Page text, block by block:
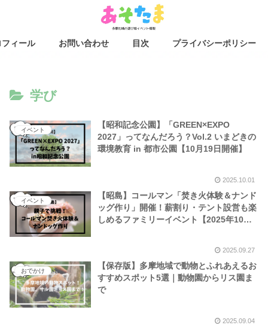
ィール お問い合わせ 目次 プライバシーポリシー
学び
イベント
【昭和記念公園】「GREEN×EXPO
2027」ってなんだろう？Vol.2 いまどきの
環境教育 in 都市公園【10月19日開催】
2025.10.01
イベント
【昭島】コールマン「焚き火体験＆ナンド
ッグ作り」開催！薪割り・テント設営も楽
しめるファミリーイベント【2025年10
2025.09.27
おでかけ
【保存版】多摩地域で動物とふれあえるお
すすめスポット5選｜動物園からリス園ま
で
2025.09.04